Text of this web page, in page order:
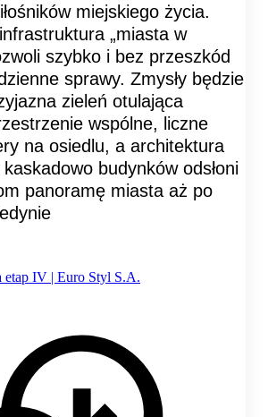
miejskiego życia.
„miasta w
szybko i bez przeszkód
sprawy. Zmysły będzie
zieleń otulająca
wspólne, liczne
na osiedlu, a architektura
budynków odsłoni
panoramę miasta aż po
etap IV | Euro Styl S.A.